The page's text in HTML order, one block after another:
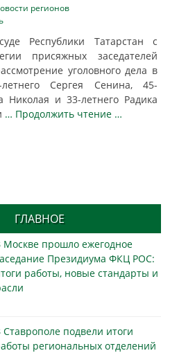
регионов
Республики Татарстан с
присяжных заседателей
уголовного дела в
Сергея Сенина, 45-
Николая и 33-летнего Радика
… Продолжить чтение …
ГЛАВНОЕ
Москве прошло ежегодное
Президиума ФКЦ РОС:
работы, новые стандарты и
Ставрополе подвели итоги
региональных отделений